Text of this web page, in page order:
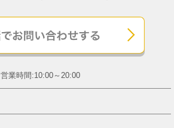
営業時間:10:00～20:00